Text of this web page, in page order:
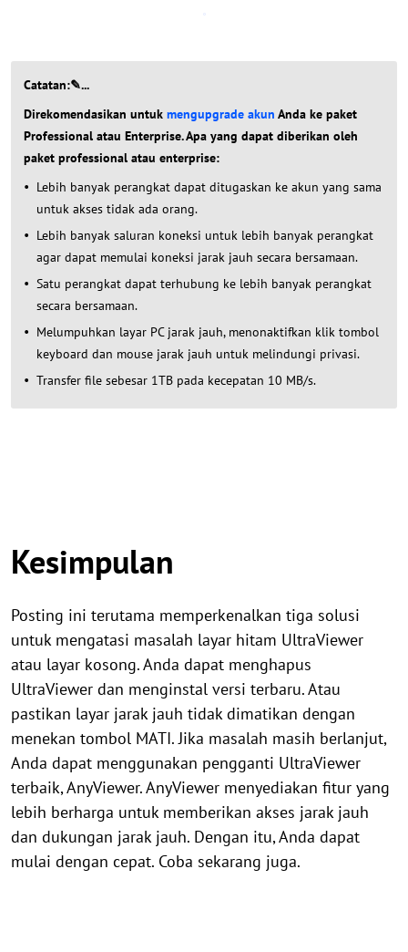
Catatan:✎...
Direkomendasikan untuk mengupgrade akun Anda ke paket
Professional atau Enterprise. Apa yang dapat diberikan oleh
paket professional atau enterprise:
Lebih banyak perangkat dapat ditugaskan ke akun yang sama
untuk akses tidak ada orang.
Lebih banyak saluran koneksi untuk lebih banyak perangkat
agar dapat memulai koneksi jarak jauh secara bersamaan.
Satu perangkat dapat terhubung ke lebih banyak perangkat
secara bersamaan.
Melumpuhkan layar PC jarak jauh, menonaktifkan klik tombol
keyboard dan mouse jarak jauh untuk melindungi privasi.
Transfer file sebesar 1TB pada kecepatan 10 MB/s.
Kesimpulan
Posting ini terutama memperkenalkan tiga solusi
untuk mengatasi masalah layar hitam UltraViewer
atau layar kosong. Anda dapat menghapus
UltraViewer dan menginstal versi terbaru. Atau
pastikan layar jarak jauh tidak dimatikan dengan
menekan tombol MATI. Jika masalah masih berlanjut,
Anda dapat menggunakan pengganti UltraViewer
terbaik, AnyViewer. AnyViewer menyediakan fitur yang
lebih berharga untuk memberikan akses jarak jauh
dan dukungan jarak jauh. Dengan itu, Anda dapat
mulai dengan cepat. Coba sekarang juga.